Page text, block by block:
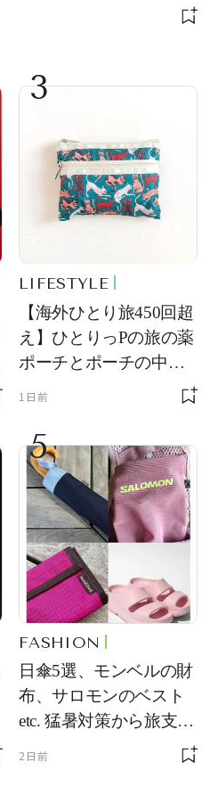
3
LIFESTYLE
【海外ひとり旅450回超
え】ひとりっPの旅の薬
ポーチとポーチの中身
を初公開！ 本当に使え
ム
1日前
5
FASHION
日傘5選、モンベルの財
布、サロモンのベスト
etc. 猛暑対策から旅支度
まで！ ｜今週の人気記
2日前